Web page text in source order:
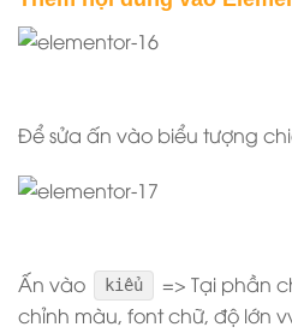
Để sửa ấn vào biểu tượng
Ấn vào kiểu
=> Tại phần
chỉnh màu, font chữ, độ lớn